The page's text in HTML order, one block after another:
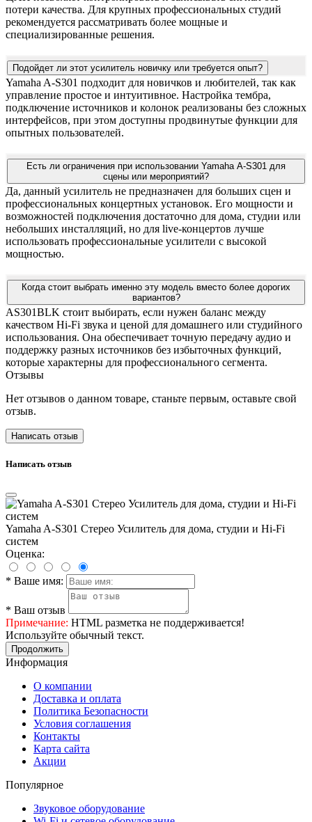
потери качества. Для крупных профессиональных студий
рекомендуется рассматривать более мощные и
специализированные решения.
Подойдет ли этот усилитель новичку или требуется опыт?
Yamaha A-S301 подходит для новичков и любителей, так как
управление простое и интуитивное. Настройка тембра,
подключение источников и колонок реализованы без сложных
интерфейсов, при этом доступны продвинутые функции для
опытных пользователей.
Есть ли ограничения при использовании Yamaha A-S301 для
сцены или мероприятий?
Да, данный усилитель не предназначен для больших сцен и
профессиональных концертных установок. Его мощности и
возможностей подключения достаточно для дома, студии или
небольших инсталляций, но для live-концертов лучше
использовать профессиональные усилители с высокой
мощностью.
Когда стоит выбрать именно эту модель вместо более дорогих
вариантов?
AS301BLK стоит выбирать, если нужен баланс между
качеством Hi-Fi звука и ценой для домашнего или студийного
использования. Она обеспечивает точную передачу аудио и
поддержку разных источников без избыточных функций,
которые характерны для профессионального сегмента.
Отзывы
Нет отзывов о данном товаре, станьте первым, оставьте свой
отзыв.
Написать отзыв
Написать отзыв
Yamaha A-S301 Стерео Усилитель для дома, студии и Hi-Fi
систем
Оценка:
* Ваше имя:
* Ваш отзыв
Примечание: HTML разметка не поддерживается!
Используйте обычный текст.
Продолжить
Информация
О компании
Доставка и оплата
Политика Безопасности
Условия соглашения
Контакты
Карта сайта
Акции
Популярное
Звуковое оборудование